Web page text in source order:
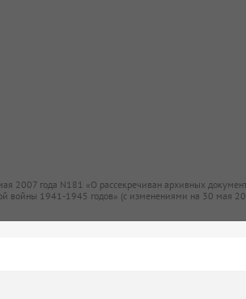
2007 года N181 «О рассекречиван архивных
войны 1941-1945 годов» (с изменениями на 30 мая